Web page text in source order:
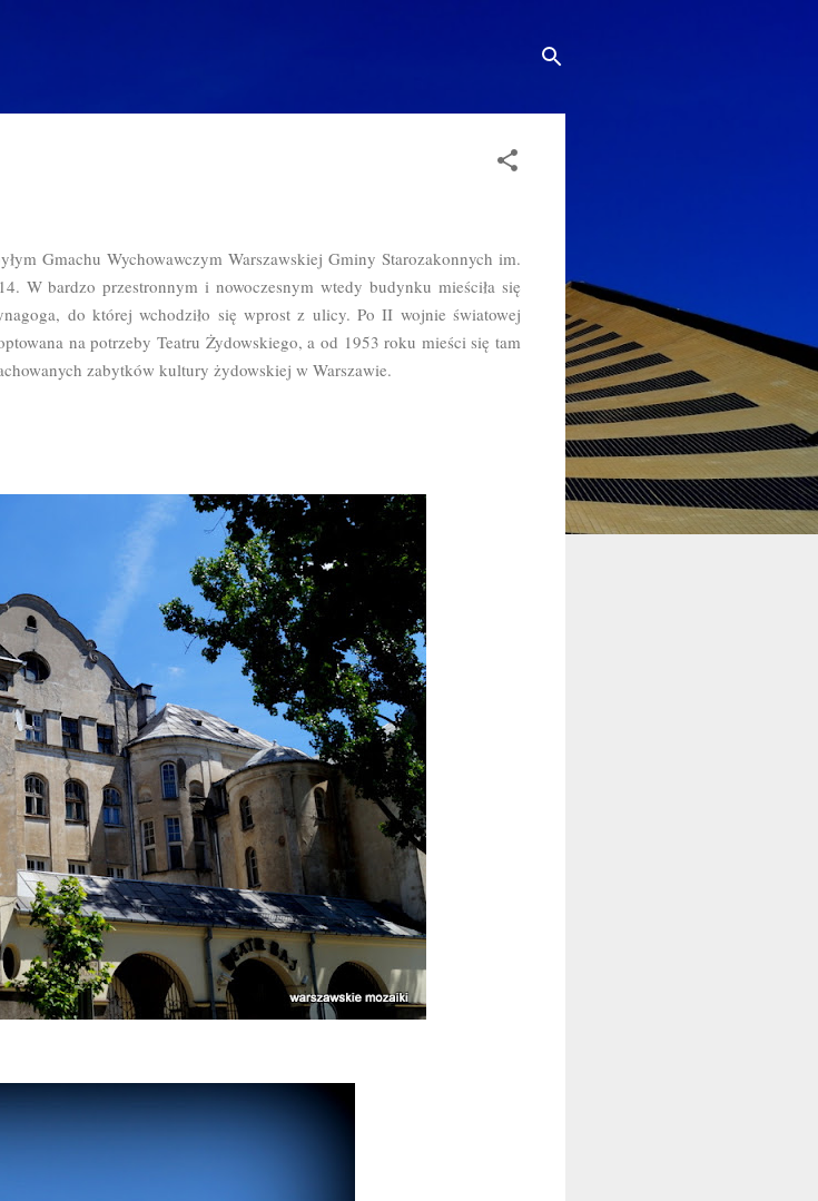
Gmachu Wychowawczym Warszawskiej Gminy Starozakonnych im.
W bardzo przestronnym i nowoczesnym wtedy budynku mieściła się
do której wchodziło się wprost z ulicy. Po II wojnie światowej
na potrzeby Teatru Żydowskiego, a od 1953 roku mieści się tam
zabytków kultury żydowskiej w Warszawie.